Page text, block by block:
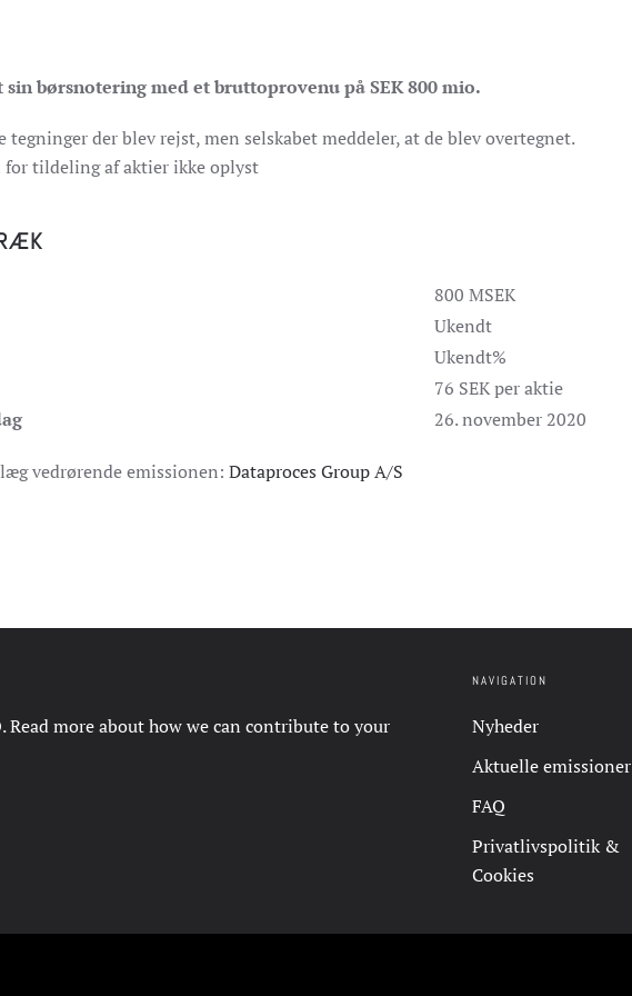
børsnotering med et bruttoprovenu på SEK 800 mio.
tegninger der blev rejst, men selskabet meddeler, at de blev overtegnet.
for tildeling af aktier ikke oplyst
800 MSEK
Ukendt
Ukendt%
76 SEK per aktie
26. november 2020
vedrørende emissionen: Dataproces Group A/S
more about how we can contribute to your
NAVIGATION
Nyheder
Aktuelle emissioner
FAQ
Privatlivspolitik &
Cookies